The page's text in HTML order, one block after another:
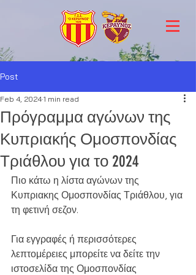
Post
Πρόγραμμα αγώνων της
Κυπριακής Ομοσπονδίας
Τριάθλου για το 2024
Feb 4, 2024 1 min read
Πιο κάτω η λίστα αγώνων της
Κυπριακης Ομοσπονδίας Τριάθλου, για
τη φετινή σεζον.
Για εγγραφές ή περισσότερες
λεπτομέρειες μπορείτε να δείτε την
ιστοσελίδα της Ομοσπονδίας